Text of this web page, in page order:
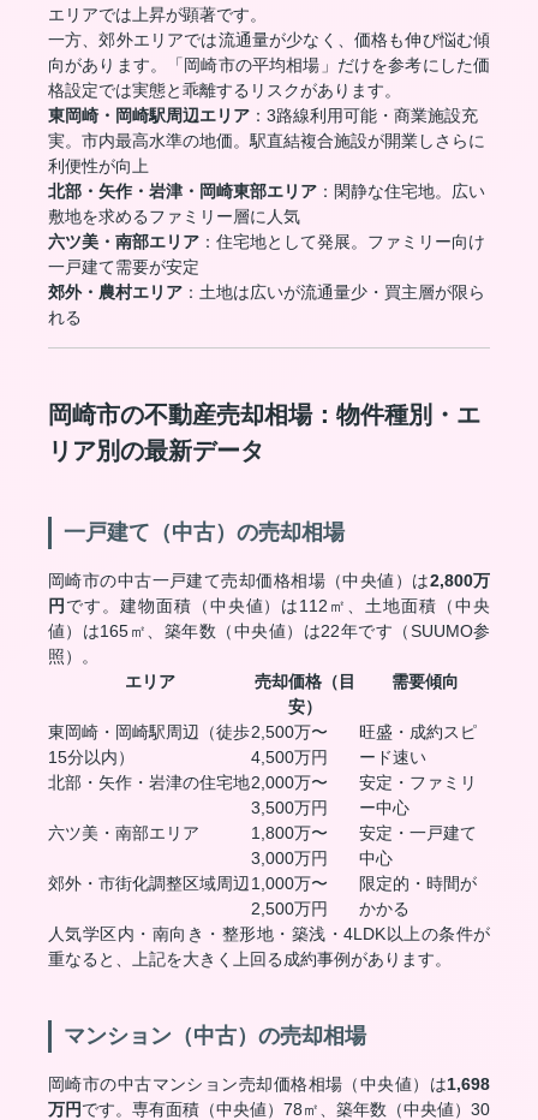
エリアでは上昇が顕著です。
一方、郊外エリアでは流通量が少なく、価格も伸び悩む傾
向があります。「岡崎市の平均相場」だけを参考にした価
格設定では実態と乖離するリスクがあります。
東岡崎・岡崎駅周辺エリア ：3路線利用可能・商業施設充
実。市内最高水準の地価。駅直結複合施設が開業しさらに
利便性が向上
北部・矢作・岩津・岡崎東部エリア ：閑静な住宅地。広い
敷地を求めるファミリー層に人気
六ツ美・南部エリア ：住宅地として発展。ファミリー向け
一戸建て需要が安定
郊外・農村エリア ：土地は広いが流通量少・買主層が限ら
れる
岡崎市の不動産売却相場：物件種別・エ
リア別の最新データ
一戸建て（中古）の売却相場
岡崎市の中古一戸建て売却価格相場（中央値）は2,800万
円 です。建物面積（中央値）は112㎡、土地面積（中央
値）は165㎡、築年数（中央値）は22年です（SUUMO参
照）。
エリア
売却価格（目
安）
需要傾向
東岡崎・岡崎駅周辺（徒歩
15分以内）
2,500万〜
4,500万円
旺盛・成約スピ
ード速い
北部・矢作・岩津の住宅地2,000万〜
3,500万円
安定・ファミリ
ー中心
六ツ美・南部エリア
1,800万〜
3,000万円
安定・一戸建て
中心
郊外・市街化調整区域周辺 1,000万〜
2,500万円
限定的・時間が
かかる
人気学区内・南向き・整形地・築浅・4LDK以上の条件が
重なると、上記を大きく上回る成約事例があります。
マンション（中古）の売却相場
岡崎市の中古マンション売却価格相場（中央値）は1,698
万円です。専有面積（中央値）78㎡、築年数（中央値）30